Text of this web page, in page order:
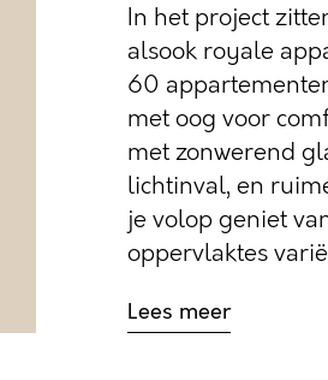
In het project
alsook royale
60
met oog voor
met zonwerend
lichtinval, en
je volop geniet
oppervlaktes
Lees meer